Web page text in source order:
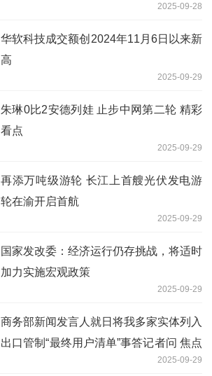
2025-09-28
华软科技成交额创2024年11月6日以来新
高
2025-09-29
朱琳0比2安德列娃 止步中网第二轮 精彩
看点
2025-09-29
再添万吨级游轮 长江上首艘光伏发电游
轮在渝开启首航
2025-09-29
国家发改委：经济运行仍存挑战，将适时
加力实施宏观政策
2025-09-29
商务部新闻发言人就日将我多家实体列入
出口管制“最终用户清单”事答记者问 焦点
2025-09-29